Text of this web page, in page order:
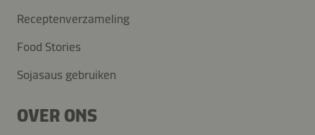
Receptenverzameling
Food Stories
Sojasaus gebruiken
OVER ONS